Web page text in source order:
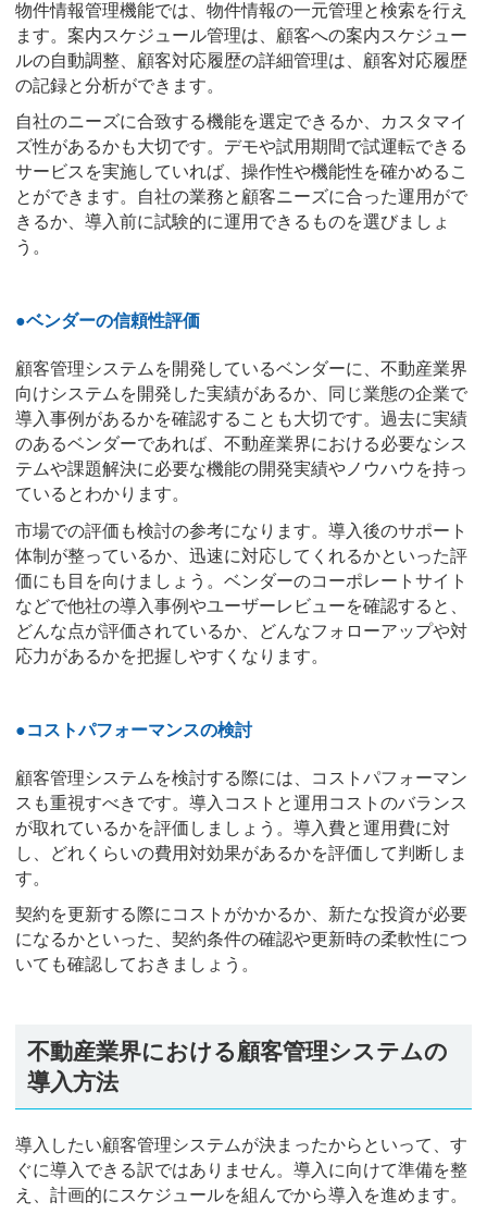
物件情報管理機能では、物件情報の一元管理と検索を行え
ます。案内スケジュール管理は、顧客への案内スケジュー
ルの自動調整、顧客対応履歴の詳細管理は、顧客対応履歴
の記録と分析ができます。
自社のニーズに合致する機能を選定できるか、カスタマイ
ズ性があるかも大切です。デモや試用期間で試運転できる
サービスを実施していれば、操作性や機能性を確かめるこ
とができます。自社の業務と顧客ニーズに合った運用がで
きるか、導入前に試験的に運用できるものを選びましょ
う。
●ベンダーの信頼性評価
顧客管理システムを開発しているベンダーに、不動産業界
向けシステムを開発した実績があるか、同じ業態の企業で
導入事例があるかを確認することも大切です。過去に実績
のあるベンダーであれば、不動産業界における必要なシス
テムや課題解決に必要な機能の開発実績やノウハウを持っ
ているとわかります。
市場での評価も検討の参考になります。導入後のサポート
体制が整っているか、迅速に対応してくれるかといった評
価にも目を向けましょう。ベンダーのコーポレートサイト
などで他社の導入事例やユーザーレビューを確認すると、
どんな点が評価されているか、どんなフォローアップや対
応力があるかを把握しやすくなります。
●コストパフォーマンスの検討
顧客管理システムを検討する際には、コストパフォーマン
スも重視すべきです。導入コストと運用コストのバランス
が取れているかを評価しましょう。導入費と運用費に対
し、どれくらいの費用対効果があるかを評価して判断しま
す。
契約を更新する際にコストがかかるか、新たな投資が必要
になるかといった、契約条件の確認や更新時の柔軟性につ
いても確認しておきましょう。
不動産業界における顧客管理システムの
導入方法
導入したい顧客管理システムが決まったからといって、す
ぐに導入できる訳ではありません。導入に向けて準備を整
え、計画的にスケジュールを組んでから導入を進めます。